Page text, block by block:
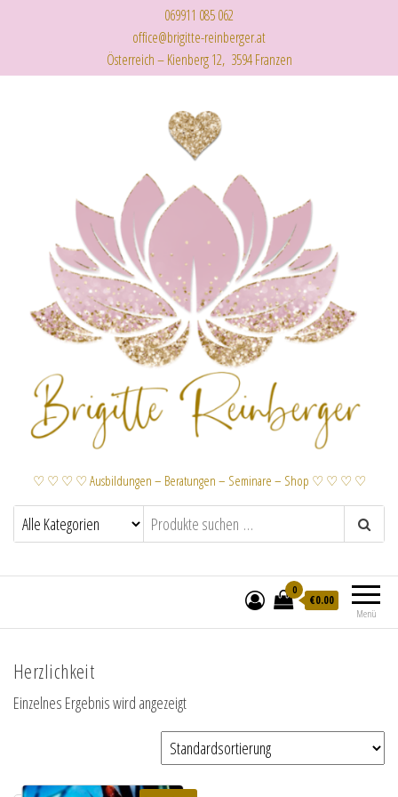
069911 085 062
office@brigitte-reinberger.at
Österreich – Kienberg 12, 3594 Franzen
♡ ♡ ♡ ♡ Ausbildungen – Beratungen – Seminare – Shop ♡ ♡ ♡ ♡
Menü
0
€0.00
Herzlichkeit
Einzelnes Ergebnis wird angezeigt